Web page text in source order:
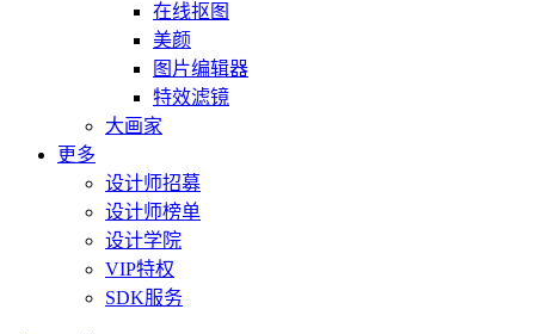
在线抠图
美颜
图片编辑器
特效滤镜
大画家
更多
设计师招募
设计师榜单
设计学院
VIP特权
SDK服务